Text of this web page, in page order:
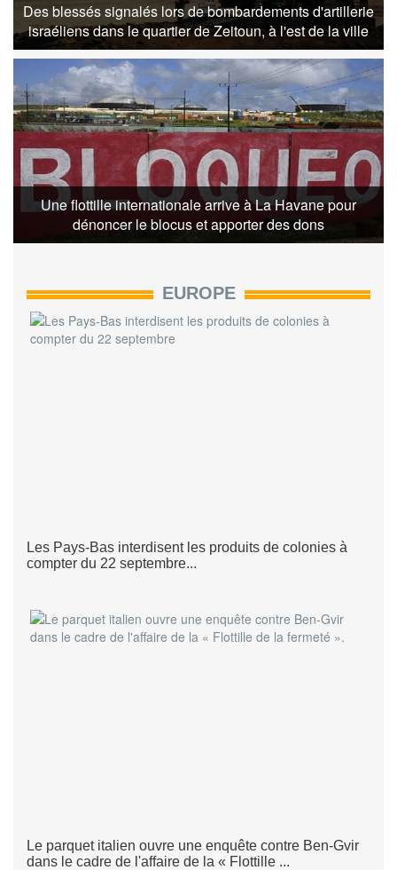
Des blessés signalés lors de bombardements d'artillerie
israéliens dans le quartier de Zeitoun, à l'est de la ville
Une flottille internationale arrive à La Havane pour
dénoncer le blocus et apporter des dons
EUROPE
Les Pays-Bas interdisent les produits de colonies à
compter du 22 septembre...
Le parquet italien ouvre une enquête contre Ben-Gvir
dans le cadre de l'affaire de la « Flottille ...